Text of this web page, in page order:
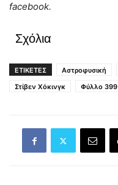
facebook.
Σχόλια
ΕΤΙΚΕΤΕΣ Αστροφυσική
Στίβεν Χόκινγκ
Φύλλο 399